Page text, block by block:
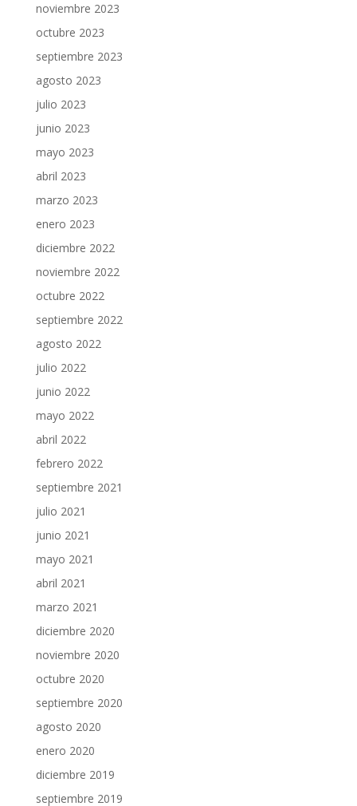
noviembre 2023
octubre 2023
septiembre 2023
agosto 2023
julio 2023
junio 2023
mayo 2023
abril 2023
marzo 2023
enero 2023
diciembre 2022
noviembre 2022
octubre 2022
septiembre 2022
agosto 2022
julio 2022
junio 2022
mayo 2022
abril 2022
febrero 2022
septiembre 2021
julio 2021
junio 2021
mayo 2021
abril 2021
marzo 2021
diciembre 2020
noviembre 2020
octubre 2020
septiembre 2020
agosto 2020
enero 2020
diciembre 2019
septiembre 2019